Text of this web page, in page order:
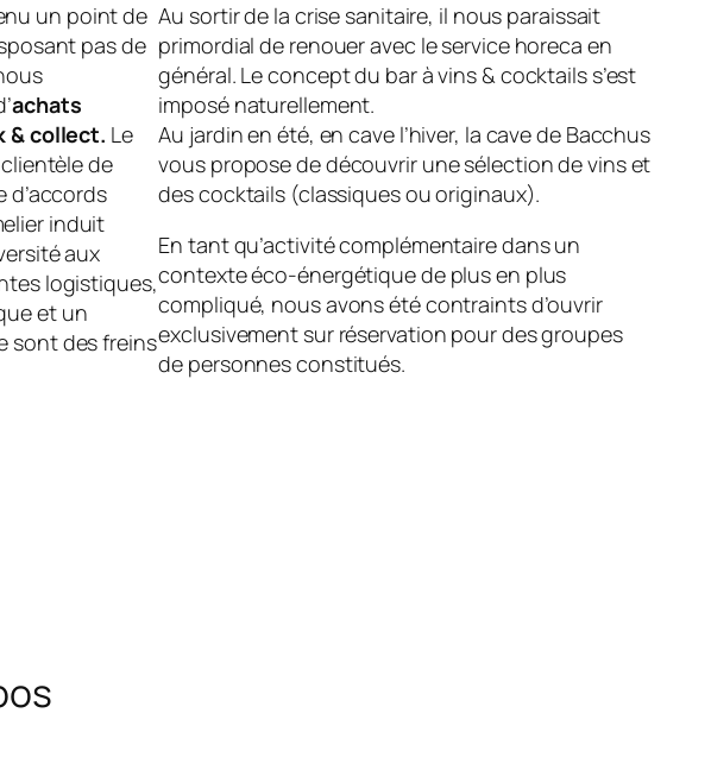
un point de
pas de
achats
& collect. Le
de
d’accords
induit
aux
logistiques,
et un
sont des freins
Au sortir de la crise sanitaire, il nous paraissait
primordial de renouer avec le service horeca en
général. Le concept du bar à vins & cocktails s’est
imposé naturellement.
Au jardin en été, en cave l’hiver, la cave de Bacchus
vous propose de découvrir une sélection de vins et
des cocktails (classiques ou originaux).
En tant qu’activité complémentaire dans un
contexte éco-énergétique de plus en plus
compliqué, nous avons été contraints d’ouvrir
exclusivement sur réservation pour des groupes
de personnes constitués.